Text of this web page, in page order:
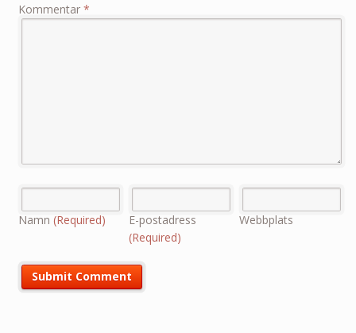
Kommentar *
Namn (Required)
E-postadress
(Required)
Webbplats